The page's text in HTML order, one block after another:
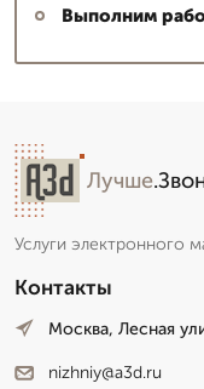
Выполним
Лучше
Услуги электронного
Контакты
Москва, Лесная
nizhniy@a3d.ru